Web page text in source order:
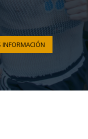
INFORMACIÓN